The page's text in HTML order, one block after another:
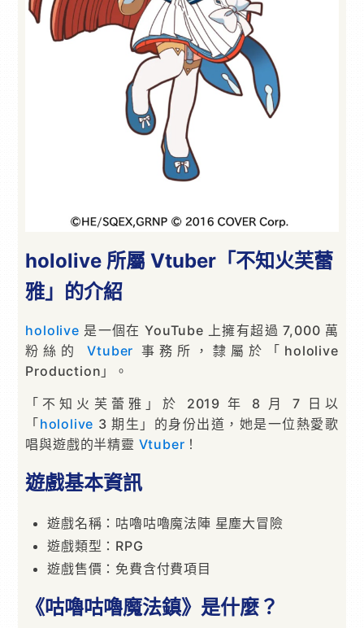
hololive 所屬 Vtuber「不知火芙蕾
雅」的介紹
hololive 是一個在 YouTube 上擁有超過 7,000 萬
粉絲的Vtuber 事務所，隸屬於「hololive
Production」。
「不知火芙蕾雅」於 2019 年 8 月 7 日以
「 hololive 3 期生」的身份出道，她是一位熱愛歌
唱與遊戲的半精靈 Vtuber ！
遊戲基本資訊
遊戲名稱：咕嚕咕嚕魔法陣 星塵大冒險
遊戲類型：RPG
遊戲售價：免費含付費項目
《咕嚕咕嚕魔法鎮》是什麼？